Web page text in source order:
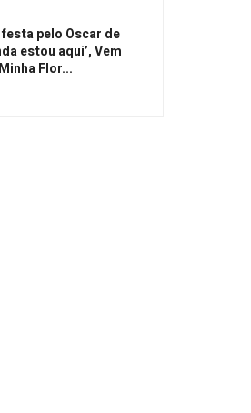
festa pelo Oscar de
estou aqui’, Vem
Flor...